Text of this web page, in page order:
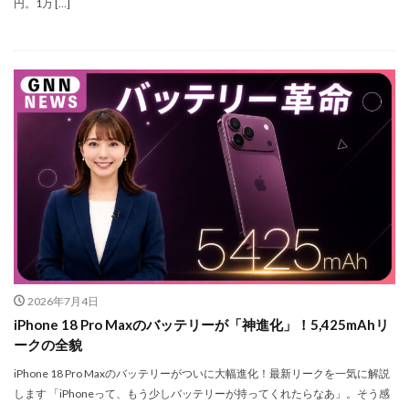
円。1万 […]
2026年7月4日
iPhone 18 Pro Maxのバッテリーが「神進化」！5,425mAhリ
ークの全貌
iPhone 18 Pro Maxのバッテリーがついに大幅進化！最新リークを一気に解説
します 「iPhoneって、もう少しバッテリーが持ってくれたらなあ」。そう感
Nikon ZR
NINTENDO SWITCH 2
nintendoswitch2
OM-1 Mark II
OM-3 OMDS OM-3
OpenAI
Otus ML 35mm
Otus ML 35mm 価格
Otus ML 35mm 発売日
Otus ML 35mm 発表日
PayPay
Pixel10a Pixel11
Powerbeats Pro 2
powershotv1
RED WING
RED Zマウント
Review
RF 14mm F1.4L VCM
RF16 28mm F2 8 IS STM
RF300-600
RICOH
RICOH GRⅣ
SIGMA 12mm F1.4 DC
SIGMA 200mm F2
SoftBank
SONY FX3
SONY FX5 SONY α7V
SPACE X